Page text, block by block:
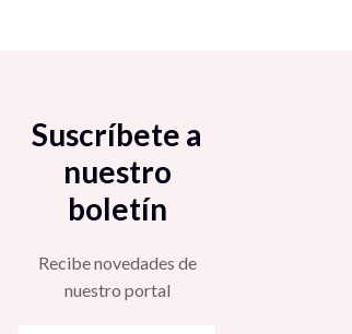
Suscríbete a
nuestro
boletín
Recibe novedades de
nuestro portal